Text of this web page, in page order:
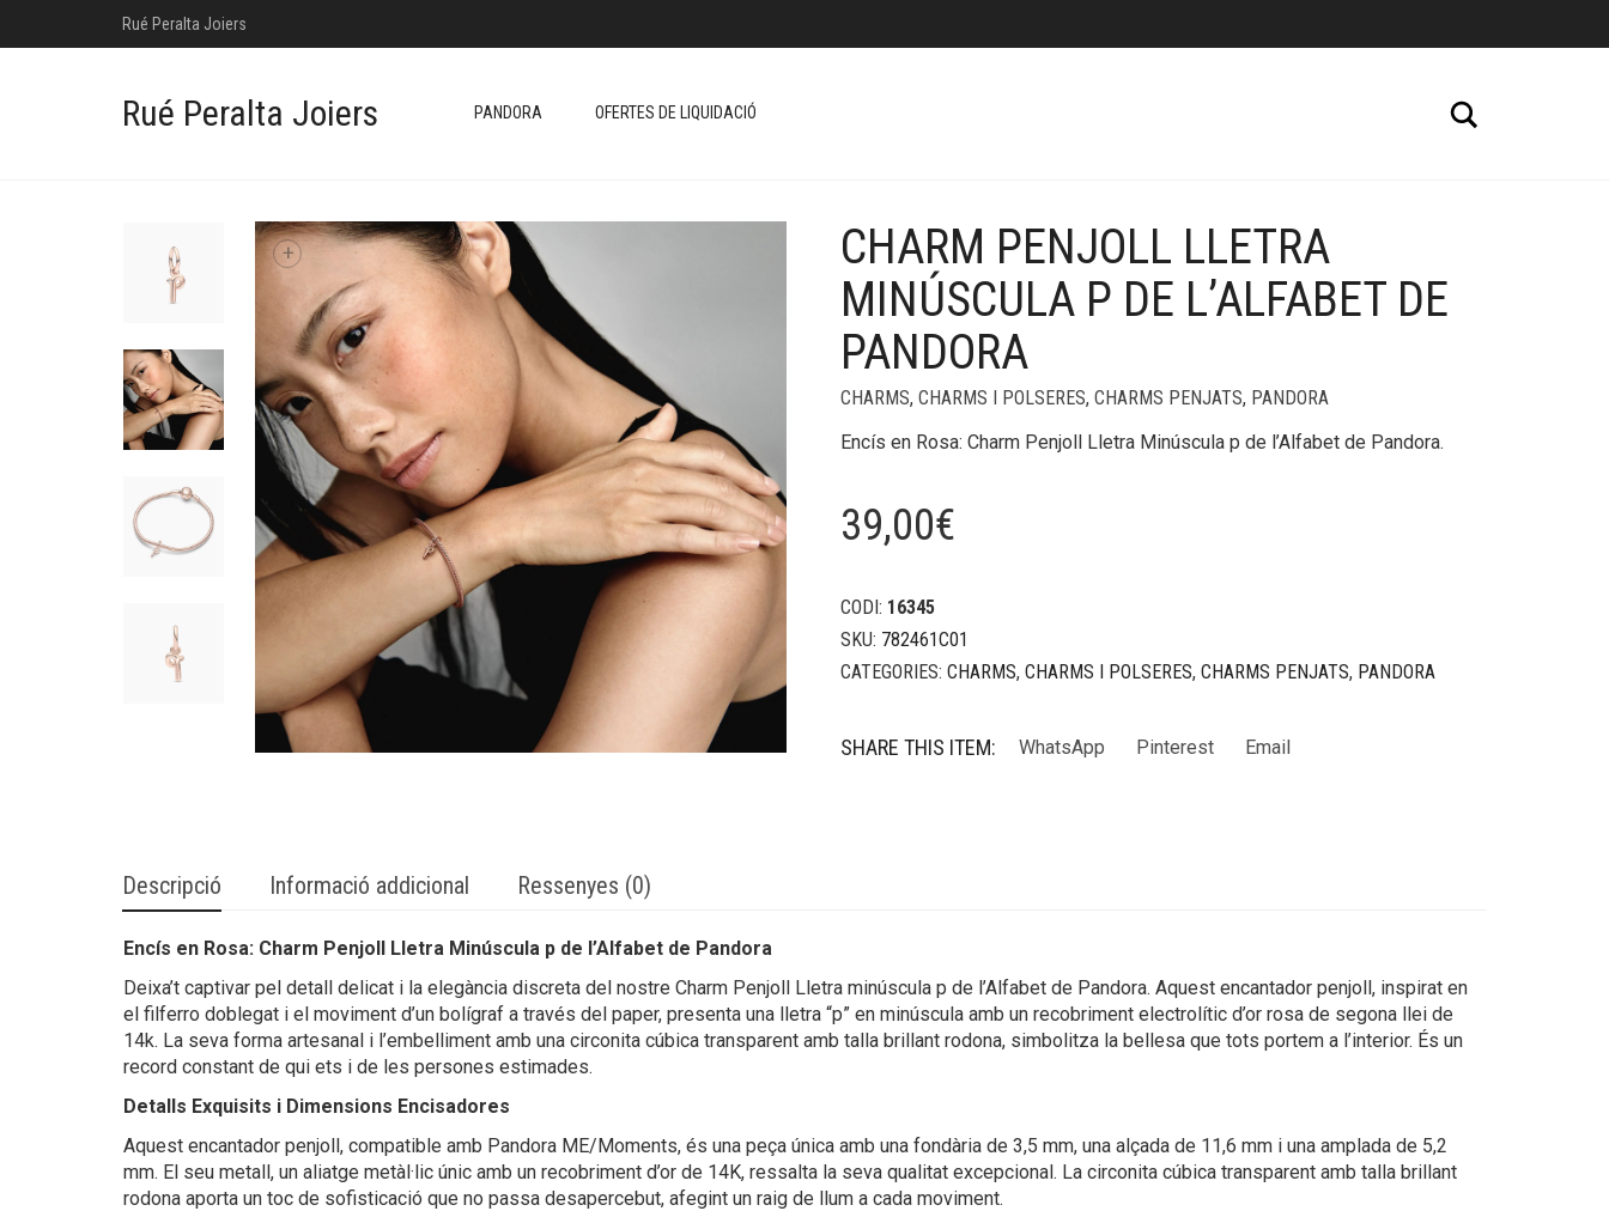
Rué Peralta Joiers
Rué Peralta Joiers PANDORA OFERTES DE LIQUIDACIÓ
+
CHARM PENJOLL LLETRA
MINÚSCULA P DE L’ALFABET DE
PANDORA
CHARMS, CHARMS I POLSERES, CHARMS PENJATS, PANDORA
Encís en Rosa: Charm Penjoll Lletra Minúscula p de l’Alfabet de Pandora.
39,00€
CODI: 16345
SKU: 782461C01
CATEGORIES: CHARMS, CHARMS I POLSERES, CHARMS PENJATS, PANDORA
SHARE THIS ITEM: WhatsApp Pinterest Email
Descripció Informació addicional Ressenyes (0)
Encís en Rosa: Charm Penjoll Lletra Minúscula p de l’Alfabet de Pandora
Deixa’t captivar pel detall delicat i la elegància discreta del nostre Charm Penjoll Lletra minúscula p de l’Alfabet de Pandora. Aquest encantador penjoll, inspirat en
el filferro doblegat i el moviment d’un bolígraf a través del paper, presenta una lletra “p” en minúscula amb un recobriment electrolític d’or rosa de segona llei de
14k. La seva forma artesanal i l’embelliment amb una circonita cúbica transparent amb talla brillant rodona, simbolitza la bellesa que tots portem a l’interior. És un
record constant de qui ets i de les persones estimades.
Detalls Exquisits i Dimensions Encisadores
Aquest encantador penjoll, compatible amb Pandora ME/Moments, és una peça única amb una fondària de 3,5 mm, una alçada de 11,6 mm i una amplada de 5,2
mm. El seu metall, un aliatge metàl·lic únic amb un recobriment d’or de 14K, ressalta la seva qualitat excepcional. La circonita cúbica transparent amb talla brillant
rodona aporta un toc de sofisticació que no passa desapercebut, afegint un raig de llum a cada moviment.